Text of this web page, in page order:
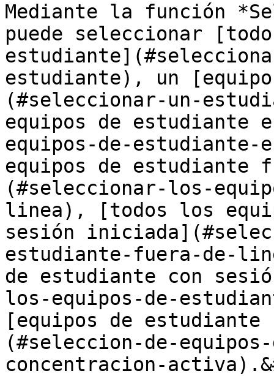
Mediante la función
puede seleccionar
estudiante), un
(#seleccionar-un-
equipos de estudiante
equipos-de-
equipos de estudiante
(#seleccionar-los-
linea), [todos los
sesión
estudiante-fuera-de-
de estudiante con
los-equipos-de-
[equipos de
(#seleccion-de-
concentracion-